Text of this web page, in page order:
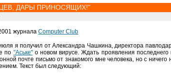
ДАРЫ ПРИНОСЯЩИХ!"
журнала Computer Club
я получил от Александра Чашкина, директора
по "Аське"о новом вирусе. Ждать проявления
почте письмо от знакомого мне человека, но с ничего
Текст был следующий: